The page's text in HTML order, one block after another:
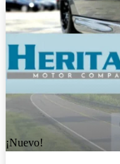
¡Nuevo!